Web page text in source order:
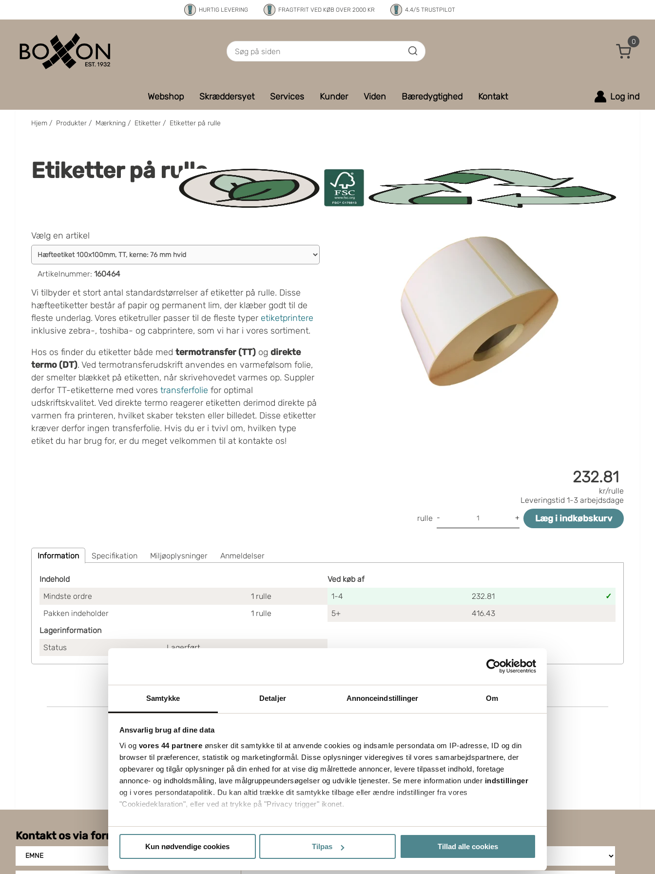
Samtykke Detaljer Annonceindstillinger Om
Ansvarlig brug af dine data
Vi og vores 44 partnere ønsker dit samtykke til at anvende cookies og indsamle persondata om IP-adresse, ID og din
browser til præferencer, statistik og marketingformål. Disse oplysninger videregives til vores samarbejdspartnere, der
opbevarer og tilgår oplysninger på din enhed for at vise dig målrettede annoncer, levere tilpasset indhold, foretage
annonce- og indholdsmåling, lave målgruppeundersøgelser og udvikle tjenester. Se mere information under indstillinger
og i vores persondatapolitik. Du kan altid trække dit samtykke tilbage eller ændre indstillinger fra vores
"Cookiedeklaration", eller ved at trykke på "Privacy trigger" ikonet.
Hvis du tillader det, vil vi også gerne:
Identificere din enhed baseret på en scanning af dens unikke karakteristika (fingerprinting)
Kun nødvendige cookies Tilpas Tillad alle cookies
HURTIG LEVERING FRAGTFRIT VED KØB OVER 2000 KR 4.4/5 TRUSTPILOT
0
Webshop Skræddersyet Services Kunder Viden Bæredygtighed Kontakt Log ind
Hjem / Produkter / Mærkning / Etiketter / Etiketter på rulle
Etiketter på rulle
Vælg en artikel
Artikelnummer: 160464
Vi tilbyder et stort antal standardstørrelser af etiketter på rulle. Disse
hæfteetiketter består af papir og permanent lim, der klæber godt til de
fleste underlag. Vores etiketruller passer til de fleste typer etiketprintere
inklusive zebra-, toshiba- og cabprintere, som vi har i vores sortiment.
Hos os finder du etiketter både med termotransfer (TT) og direkte
termo (DT). Ved termotransferudskrift anvendes en varmefølsom folie,
der smelter blækket på etiketten, når skrivehovedet varmes op. Suppler
derfor TT-etiketterne med vores transferfolie for optimal
udskriftskvalitet. Ved direkte termo reagerer etiketten derimod direkte på
varmen fra printeren, hvilket skaber teksten eller billedet. Disse etiketter
kræver derfor ingen transferfolie. Hvis du er i tvivl om, hvilken type
etiket du har brug for, er du meget velkommen til at kontakte os!
232.81
kr/rulle
Leveringstid 1-3 arbejdsdage
rulle - + Læg i indkøbskurv
Information Specifikation Miljøoplysninger Anmeldelser
Indehold
Mindste ordre
1 rulle
Pakken indeholder
1 rulle
Ved køb af
1-4
232.81
5+
416.43
Lagerinformation
Status
Lagerført
Kontakt os via formularen
EMNE